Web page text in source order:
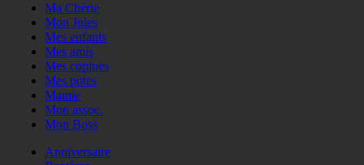
Ma Chérie
Mon Jules
Mes enfants
Mes amis
Mes copines
Mes potes
Mamie
Mon assoc.
Mon Boss
Anniversaire